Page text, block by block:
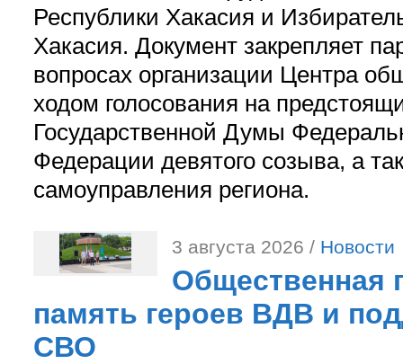
Республики Хакасия и
Хакасия. Документ закрепляет
вопросах организации Центра
ходом голосования на
Государственной Думы
Федерации девятого созыва, а
самоуправления региона.
3 августа 2026 / Новости
Общественная
память героев ВДВ и
СВО